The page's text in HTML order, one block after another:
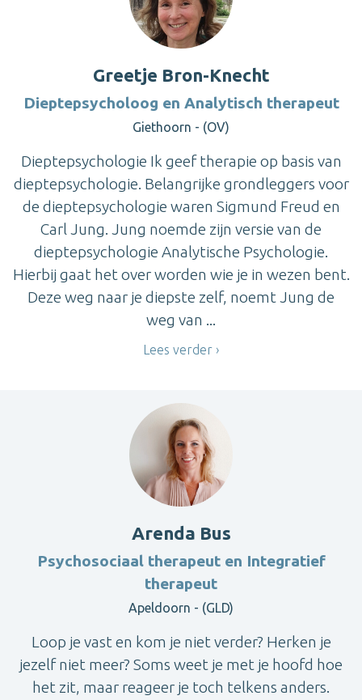
Greetje Bron-Knecht
Dieptepsycholoog en Analytisch therapeut
Giethoorn - (OV)
Dieptepsychologie Ik geef therapie op basis van
dieptepsychologie. Belangrijke grondleggers voor
de dieptepsychologie waren Sigmund Freud en
Carl Jung. Jung noemde zijn versie van de
dieptepsychologie Analytische Psychologie.
Hierbij gaat het over worden wie je in wezen bent.
Deze weg naar je diepste zelf, noemt Jung de
weg van ...
Lees verder
Arenda Bus
Psychosociaal therapeut en Integratief
therapeut
Apeldoorn - (GLD)
Loop je vast en kom je niet verder? Herken je
jezelf niet meer? Soms weet je met je hoofd hoe
het zit, maar reageer je toch telkens anders.